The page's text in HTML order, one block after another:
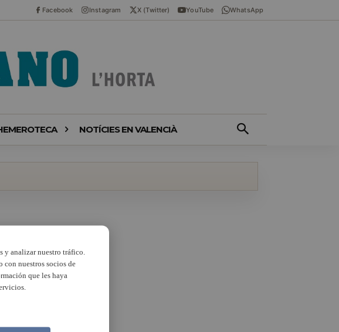
Facebook Instagram X (Twitter) YouTube WhatsApp
NOTÍCIES EN VALENCIÀ
analizar nuestro tráfico.
con nuestros socios de
que les haya